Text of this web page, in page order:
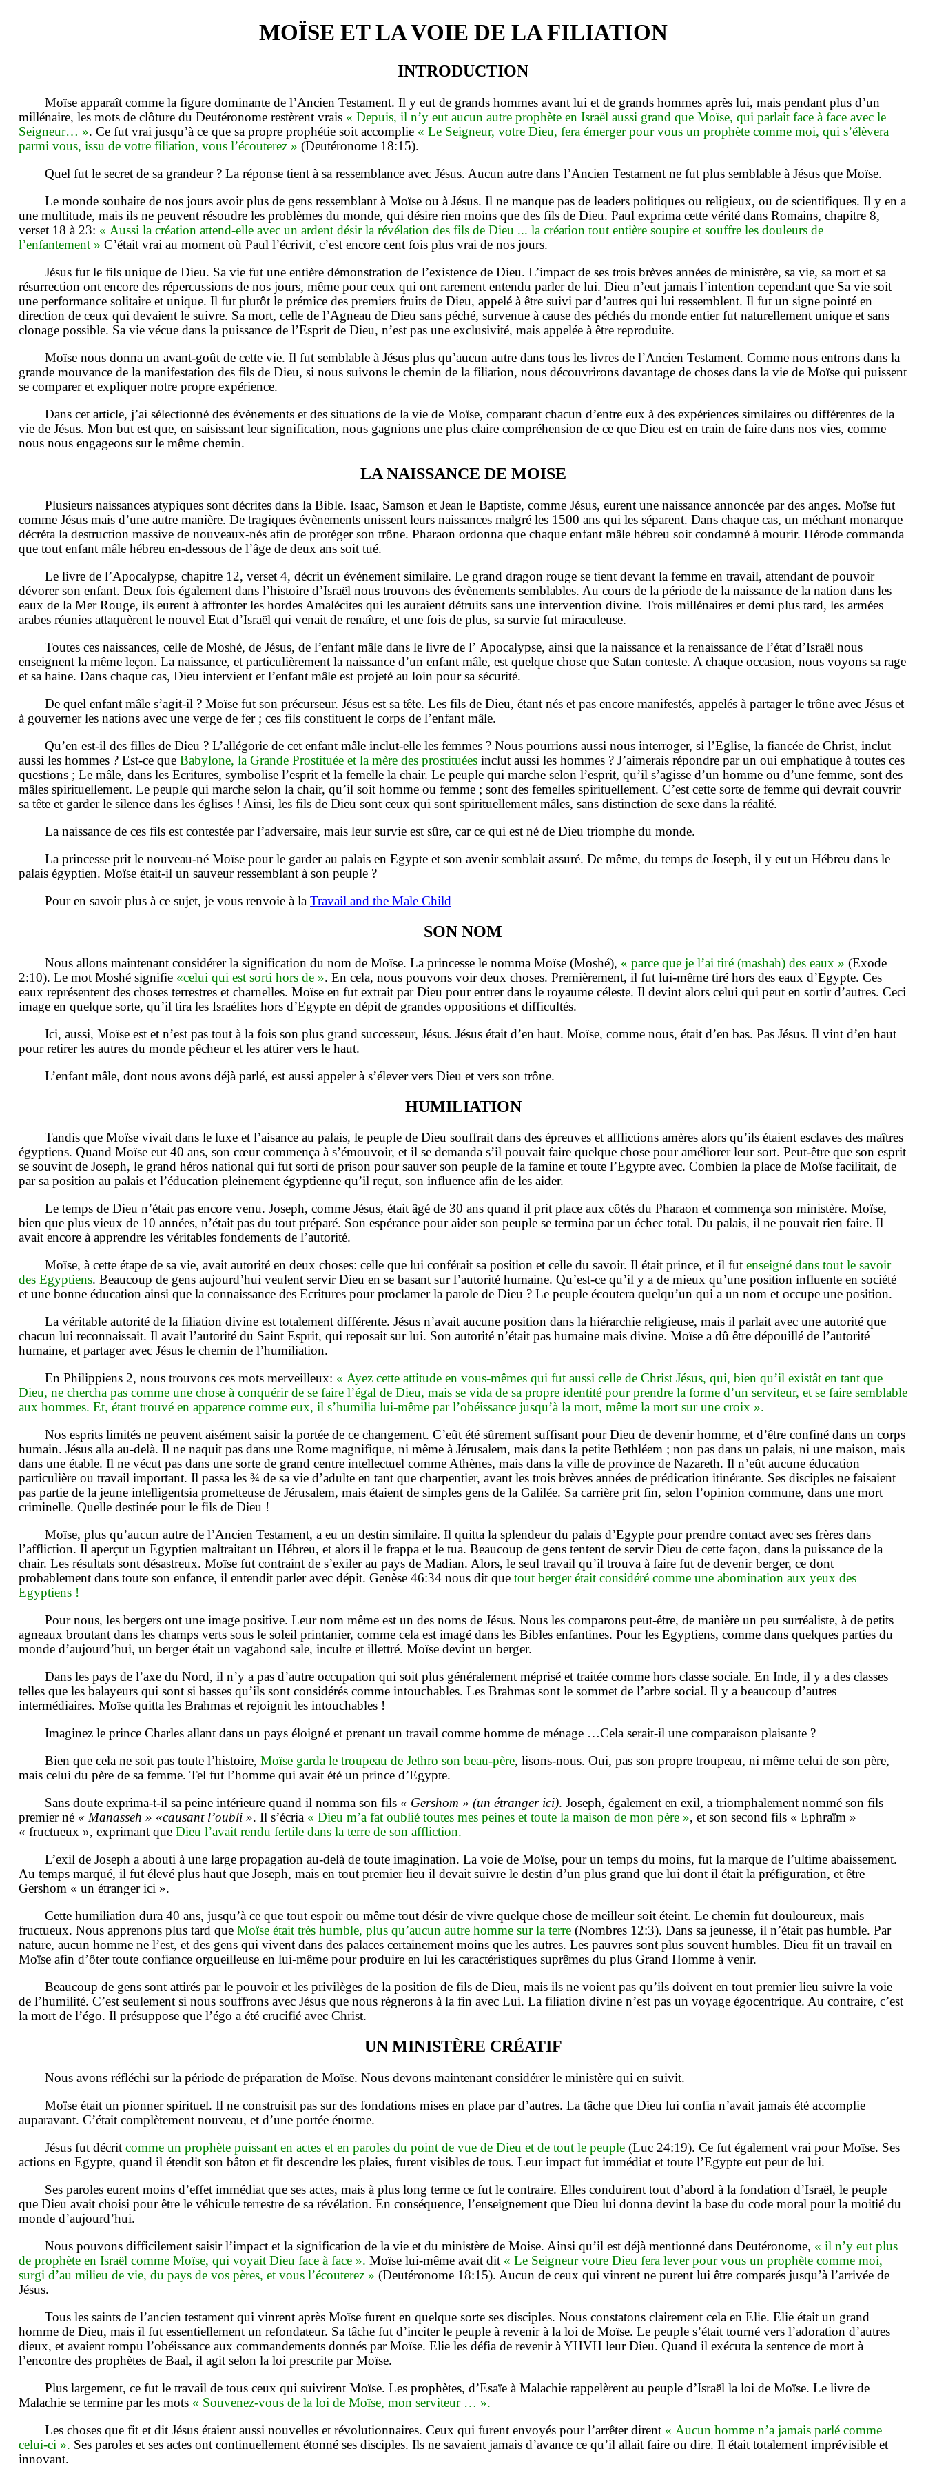
MOÏSE ET LA VOIE DE LA FILIATION
INTRODUCTION
Moïse apparaît comme la figure dominante de l’Ancien Testament. Il y eut de grands hommes avant lui et de grands hommes après lui, mais pendant plus d’un
millénaire, les mots de clôture du Deutéronome restèrent vrais « Depuis, il n’y eut aucun autre prophète en Israël aussi grand que Moïse, qui parlait face à face avec le
Seigneur… ». Ce fut vrai jusqu’à ce que sa propre prophétie soit accomplie « Le Seigneur, votre Dieu, fera émerger pour vous un prophète comme moi, qui s’élèvera
parmi vous, issu de votre filiation, vous l’écouterez » (Deutéronome 18:15).
Quel fut le secret de sa grandeur ? La réponse tient à sa ressemblance avec Jésus. Aucun autre dans l’Ancien Testament ne fut plus semblable à Jésus que Moïse.
Le monde souhaite de nos jours avoir plus de gens ressemblant à Moïse ou à Jésus. Il ne manque pas de leaders politiques ou religieux, ou de scientifiques. Il y en a
une multitude, mais ils ne peuvent résoudre les problèmes du monde, qui désire rien moins que des fils de Dieu. Paul exprima cette vérité dans Romains, chapitre 8,
verset 18 à 23: « Aussi la création attend-elle avec un ardent désir la révélation des fils de Dieu ... la création tout entière soupire et souffre les douleurs de
l’enfantement » C’était vrai au moment où Paul l’écrivit, c’est encore cent fois plus vrai de nos jours.
Jésus fut le fils unique de Dieu. Sa vie fut une entière démonstration de l’existence de Dieu. L’impact de ses trois brèves années de ministère, sa vie, sa mort et sa
résurrection ont encore des répercussions de nos jours, même pour ceux qui ont rarement entendu parler de lui. Dieu n’eut jamais l’intention cependant que Sa vie soit
une performance solitaire et unique. Il fut plutôt le prémice des premiers fruits de Dieu, appelé à être suivi par d’autres qui lui ressemblent. Il fut un signe pointé en
direction de ceux qui devaient le suivre. Sa mort, celle de l’Agneau de Dieu sans péché, survenue à cause des péchés du monde entier fut naturellement unique et sans
clonage possible. Sa vie vécue dans la puissance de l’Esprit de Dieu, n’est pas une exclusivité, mais appelée à être reproduite.
Moïse nous donna un avant-goût de cette vie. Il fut semblable à Jésus plus qu’aucun autre dans tous les livres de l’Ancien Testament. Comme nous entrons dans la
grande mouvance de la manifestation des fils de Dieu, si nous suivons le chemin de la filiation, nous découvrirons davantage de choses dans la vie de Moïse qui puissent
se comparer et expliquer notre propre expérience.
Dans cet article, j’ai sélectionné des évènements et des situations de la vie de Moïse, comparant chacun d’entre eux à des expériences similaires ou différentes de la
vie de Jésus. Mon but est que, en saisissant leur signification, nous gagnions une plus claire compréhension de ce que Dieu est en train de faire dans nos vies, comme
nous nous engageons sur le même chemin.
LA NAISSANCE DE MOISE
Plusieurs naissances atypiques sont décrites dans la Bible. Isaac, Samson et Jean le Baptiste, comme Jésus, eurent une naissance annoncée par des anges. Moïse fut
comme Jésus mais d’une autre manière. De tragiques évènements unissent leurs naissances malgré les 1500 ans qui les séparent. Dans chaque cas, un méchant monarque
décréta la destruction massive de nouveaux-nés afin de protéger son trône. Pharaon ordonna que chaque enfant mâle hébreu soit condamné à mourir. Hérode commanda
que tout enfant mâle hébreu en-dessous de l’âge de deux ans soit tué.
Le livre de l’Apocalypse, chapitre 12, verset 4, décrit un événement similaire. Le grand dragon rouge se tient devant la femme en travail, attendant de pouvoir
dévorer son enfant. Deux fois également dans l’histoire d’Israël nous trouvons des évènements semblables. Au cours de la période de la naissance de la nation dans les
eaux de la Mer Rouge, ils eurent à affronter les hordes Amalécites qui les auraient détruits sans une intervention divine. Trois millénaires et demi plus tard, les armées
arabes réunies attaquèrent le nouvel Etat d’Israël qui venait de renaître, et une fois de plus, sa survie fut miraculeuse.
Toutes ces naissances, celle de Moshé, de Jésus, de l’enfant mâle dans le livre de l’ Apocalypse, ainsi que la naissance et la renaissance de l’état d’Israël nous
enseignent la même leçon. La naissance, et particulièrement la naissance d’un enfant mâle, est quelque chose que Satan conteste. A chaque occasion, nous voyons sa rage
et sa haine. Dans chaque cas, Dieu intervient et l’enfant mâle est projeté au loin pour sa sécurité.
De quel enfant mâle s’agit-il ? Moïse fut son précurseur. Jésus est sa tête. Les fils de Dieu, étant nés et pas encore manifestés, appelés à partager le trône avec Jésus et
à gouverner les nations avec une verge de fer ; ces fils constituent le corps de l’enfant mâle.
Qu’en est-il des filles de Dieu ? L’allégorie de cet enfant mâle inclut-elle les femmes ? Nous pourrions aussi nous interroger, si l’Eglise, la fiancée de Christ, inclut
aussi les hommes ? Est-ce que Babylone, la Grande Prostituée et la mère des prostituées inclut aussi les hommes ? J’aimerais répondre par un oui emphatique à toutes ces
questions ; Le mâle, dans les Ecritures, symbolise l’esprit et la femelle la chair. Le peuple qui marche selon l’esprit, qu’il s’agisse d’un homme ou d’une femme, sont des
mâles spirituellement. Le peuple qui marche selon la chair, qu’il soit homme ou femme ; sont des femelles spirituellement. C’est cette sorte de femme qui devrait couvrir
sa tête et garder le silence dans les églises ! Ainsi, les fils de Dieu sont ceux qui sont spirituellement mâles, sans distinction de sexe dans la réalité.
La naissance de ces fils est contestée par l’adversaire, mais leur survie est sûre, car ce qui est né de Dieu triomphe du monde.
La princesse prit le nouveau-né Moïse pour le garder au palais en Egypte et son avenir semblait assuré. De même, du temps de Joseph, il y eut un Hébreu dans le
palais égyptien. Moïse était-il un sauveur ressemblant à son peuple ?
Pour en savoir plus à ce sujet, je vous renvoie à la Travail and the Male Child
SON NOM
Nous allons maintenant considérer la signification du nom de Moïse. La princesse le nomma Moïse (Moshé), « parce que je l’ai tiré (mashah) des eaux » (Exode
2:10). Le mot Moshé signifie «celui qui est sorti hors de ». En cela, nous pouvons voir deux choses. Premièrement, il fut lui-même tiré hors des eaux d’Egypte. Ces
eaux représentent des choses terrestres et charnelles. Moïse en fut extrait par Dieu pour entrer dans le royaume céleste. Il devint alors celui qui peut en sortir d’autres. Ceci
image en quelque sorte, qu’il tira les Israélites hors d’Egypte en dépit de grandes oppositions et difficultés.
Ici, aussi, Moïse est et n’est pas tout à la fois son plus grand successeur, Jésus. Jésus était d’en haut. Moïse, comme nous, était d’en bas. Pas Jésus. Il vint d’en haut
pour retirer les autres du monde pêcheur et les attirer vers le haut.
L’enfant mâle, dont nous avons déjà parlé, est aussi appeler à s’élever vers Dieu et vers son trône.
HUMILIATION
Tandis que Moïse vivait dans le luxe et l’aisance au palais, le peuple de Dieu souffrait dans des épreuves et afflictions amères alors qu’ils étaient esclaves des maîtres
égyptiens. Quand Moïse eut 40 ans, son cœur commença à s’émouvoir, et il se demanda s’il pouvait faire quelque chose pour améliorer leur sort. Peut-être que son esprit
se souvint de Joseph, le grand héros national qui fut sorti de prison pour sauver son peuple de la famine et toute l’Egypte avec. Combien la place de Moïse facilitait, de
par sa position au palais et l’éducation pleinement égyptienne qu’il reçut, son influence afin de les aider.
Le temps de Dieu n’était pas encore venu. Joseph, comme Jésus, était âgé de 30 ans quand il prit place aux côtés du Pharaon et commença son ministère. Moïse,
bien que plus vieux de 10 années, n’était pas du tout préparé. Son espérance pour aider son peuple se termina par un échec total. Du palais, il ne pouvait rien faire. Il
avait encore à apprendre les véritables fondements de l’autorité.
Moïse, à cette étape de sa vie, avait autorité en deux choses: celle que lui conférait sa position et celle du savoir. Il était prince, et il fut enseigné dans tout le savoir
des Egyptiens. Beaucoup de gens aujourd’hui veulent servir Dieu en se basant sur l’autorité humaine. Qu’est-ce qu’il y a de mieux qu’une position influente en société
et une bonne éducation ainsi que la connaissance des Ecritures pour proclamer la parole de Dieu ? Le peuple écoutera quelqu’un qui a un nom et occupe une position.
La véritable autorité de la filiation divine est totalement différente. Jésus n’avait aucune position dans la hiérarchie religieuse, mais il parlait avec une autorité que
chacun lui reconnaissait. Il avait l’autorité du Saint Esprit, qui reposait sur lui. Son autorité n’était pas humaine mais divine. Moïse a dû être dépouillé de l’autorité
humaine, et partager avec Jésus le chemin de l’humiliation.
En Philippiens 2, nous trouvons ces mots merveilleux: « Ayez cette attitude en vous-mêmes qui fut aussi celle de Christ Jésus, qui, bien qu’il existât en tant que
Dieu, ne chercha pas comme une chose à conquérir de se faire l’égal de Dieu, mais se vida de sa propre identité pour prendre la forme d’un serviteur, et se faire semblable
aux hommes. Et, étant trouvé en apparence comme eux, il s’humilia lui-même par l’obéissance jusqu’à la mort, même la mort sur une croix ».
Nos esprits limités ne peuvent aisément saisir la portée de ce changement. C’eût été sûrement suffisant pour Dieu de devenir homme, et d’être confiné dans un corps
humain. Jésus alla au-delà. Il ne naquit pas dans une Rome magnifique, ni même à Jérusalem, mais dans la petite Bethléem ; non pas dans un palais, ni une maison, mais
dans une étable. Il ne vécut pas dans une sorte de grand centre intellectuel comme Athènes, mais dans la ville de province de Nazareth. Il n’eût aucune éducation
particulière ou travail important. Il passa les ¾ de sa vie d’adulte en tant que charpentier, avant les trois brèves années de prédication itinérante. Ses disciples ne faisaient
pas partie de la jeune intelligentsia prometteuse de Jérusalem, mais étaient de simples gens de la Galilée. Sa carrière prit fin, selon l’opinion commune, dans une mort
criminelle. Quelle destinée pour le fils de Dieu !
Moïse, plus qu’aucun autre de l’Ancien Testament, a eu un destin similaire. Il quitta la splendeur du palais d’Egypte pour prendre contact avec ses frères dans
l’affliction. Il aperçut un Egyptien maltraitant un Hébreu, et alors il le frappa et le tua. Beaucoup de gens tentent de servir Dieu de cette façon, dans la puissance de la
chair. Les résultats sont désastreux. Moïse fut contraint de s’exiler au pays de Madian. Alors, le seul travail qu’il trouva à faire fut de devenir berger, ce dont
probablement dans toute son enfance, il entendit parler avec dépit. Genèse 46:34 nous dit que tout berger était considéré comme une abomination aux yeux des
Egyptiens !
Pour nous, les bergers ont une image positive. Leur nom même est un des noms de Jésus. Nous les comparons peut-être, de manière un peu surréaliste, à de petits
agneaux broutant dans les champs verts sous le soleil printanier, comme cela est imagé dans les Bibles enfantines. Pour les Egyptiens, comme dans quelques parties du
monde d’aujourd’hui, un berger était un vagabond sale, inculte et illettré. Moïse devint un berger.
Dans les pays de l’axe du Nord, il n’y a pas d’autre occupation qui soit plus généralement méprisé et traitée comme hors classe sociale. En Inde, il y a des classes
telles que les balayeurs qui sont si basses qu’ils sont considérés comme intouchables. Les Brahmas sont le sommet de l’arbre social. Il y a beaucoup d’autres
intermédiaires. Moïse quitta les Brahmas et rejoignit les intouchables !
Imaginez le prince Charles allant dans un pays éloigné et prenant un travail comme homme de ménage …Cela serait-il une comparaison plaisante ?
Bien que cela ne soit pas toute l’histoire, Moïse garda le troupeau de Jethro son beau-père, lisons-nous. Oui, pas son propre troupeau, ni même celui de son père,
mais celui du père de sa femme. Tel fut l’homme qui avait été un prince d’Egypte.
Sans doute exprima-t-il sa peine intérieure quand il nomma son fils « Gershom » (un étranger ici). Joseph, également en exil, a triomphalement nommé son fils
premier né « Manasseh » «causant l’oubli ». Il s’écria « Dieu m’a fat oublié toutes mes peines et toute la maison de mon père », et son second fils « Ephraïm »
« fructueux », exprimant que Dieu l’avait rendu fertile dans la terre de son affliction.
L’exil de Joseph a abouti à une large propagation au-delà de toute imagination. La voie de Moïse, pour un temps du moins, fut la marque de l’ultime abaissement.
Au temps marqué, il fut élevé plus haut que Joseph, mais en tout premier lieu il devait suivre le destin d’un plus grand que lui dont il était la préfiguration, et être
Gershom « un étranger ici ».
Cette humiliation dura 40 ans, jusqu’à ce que tout espoir ou même tout désir de vivre quelque chose de meilleur soit éteint. Le chemin fut douloureux, mais
fructueux. Nous apprenons plus tard que Moïse était très humble, plus qu’aucun autre homme sur la terre (Nombres 12:3). Dans sa jeunesse, il n’était pas humble. Par
nature, aucun homme ne l’est, et des gens qui vivent dans des palaces certainement moins que les autres. Les pauvres sont plus souvent humbles. Dieu fit un travail en
Moïse afin d’ôter toute confiance orgueilleuse en lui-même pour produire en lui les caractéristiques suprêmes du plus Grand Homme à venir.
Beaucoup de gens sont attirés par le pouvoir et les privilèges de la position de fils de Dieu, mais ils ne voient pas qu’ils doivent en tout premier lieu suivre la voie
de l’humilité. C’est seulement si nous souffrons avec Jésus que nous règnerons à la fin avec Lui. La filiation divine n’est pas un voyage égocentrique. Au contraire, c’est
la mort de l’égo. Il présuppose que l’égo a été crucifié avec Christ.
UN MINISTÈRE CRÉATIF
Nous avons réfléchi sur la période de préparation de Moïse. Nous devons maintenant considérer le ministère qui en suivit.
Moïse était un pionner spirituel. Il ne construisit pas sur des fondations mises en place par d’autres. La tâche que Dieu lui confia n’avait jamais été accomplie
auparavant. C’était complètement nouveau, et d’une portée énorme.
Jésus fut décrit comme un prophète puissant en actes et en paroles du point de vue de Dieu et de tout le peuple (Luc 24:19). Ce fut également vrai pour Moïse. Ses
actions en Egypte, quand il étendit son bâton et fit descendre les plaies, furent visibles de tous. Leur impact fut immédiat et toute l’Egypte eut peur de lui.
Ses paroles eurent moins d’effet immédiat que ses actes, mais à plus long terme ce fut le contraire. Elles conduirent tout d’abord à la fondation d’Israël, le peuple
que Dieu avait choisi pour être le véhicule terrestre de sa révélation. En conséquence, l’enseignement que Dieu lui donna devint la base du code moral pour la moitié du
monde d’aujourd’hui.
Nous pouvons difficilement saisir l’impact et la signification de la vie et du ministère de Moise. Ainsi qu’il est déjà mentionné dans Deutéronome, « il n’y eut plus
de prophète en Israël comme Moïse, qui voyait Dieu face à face ». Moïse lui-même avait dit « Le Seigneur votre Dieu fera lever pour vous un prophète comme moi,
surgi d’au milieu de vie, du pays de vos pères, et vous l’écouterez » (Deutéronome 18:15). Aucun de ceux qui vinrent ne purent lui être comparés jusqu’à l’arrivée de
Jésus.
Tous les saints de l’ancien testament qui vinrent après Moïse furent en quelque sorte ses disciples. Nous constatons clairement cela en Elie. Elie était un grand
homme de Dieu, mais il fut essentiellement un refondateur. Sa tâche fut d’inciter le peuple à revenir à la loi de Moïse. Le peuple s’était tourné vers l’adoration d’autres
dieux, et avaient rompu l’obéissance aux commandements donnés par Moïse. Elie les défia de revenir à YHVH leur Dieu. Quand il exécuta la sentence de mort à
l’encontre des prophètes de Baal, il agit selon la loi prescrite par Moïse.
Plus largement, ce fut le travail de tous ceux qui suivirent Moïse. Les prophètes, d’Esaïe à Malachie rappelèrent au peuple d’Israël la loi de Moïse. Le livre de
Malachie se termine par les mots « Souvenez-vous de la loi de Moïse, mon serviteur … ».
Les choses que fit et dit Jésus étaient aussi nouvelles et révolutionnaires. Ceux qui furent envoyés pour l’arrêter dirent « Aucun homme n’a jamais parlé comme
celui-ci ». Ses paroles et ses actes ont continuellement étonné ses disciples. Ils ne savaient jamais d’avance ce qu’il allait faire ou dire. Il était totalement imprévisible et
innovant.